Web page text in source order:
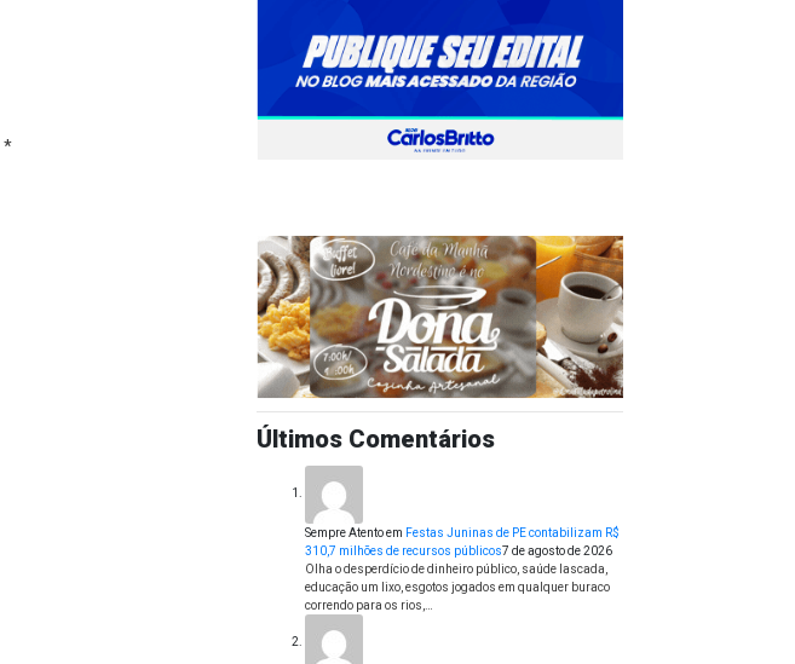
*
Últimos Comentários
Sempre Atentoem Festas Juninas de PE contabilizam R$
310,7 milhões de recursos públicos7 de agosto de 2026
Olha o desperdício de dinheiro público, saúde lascada,
educação um lixo, esgotos jogados em qualquer buraco
correndo para os rios,…